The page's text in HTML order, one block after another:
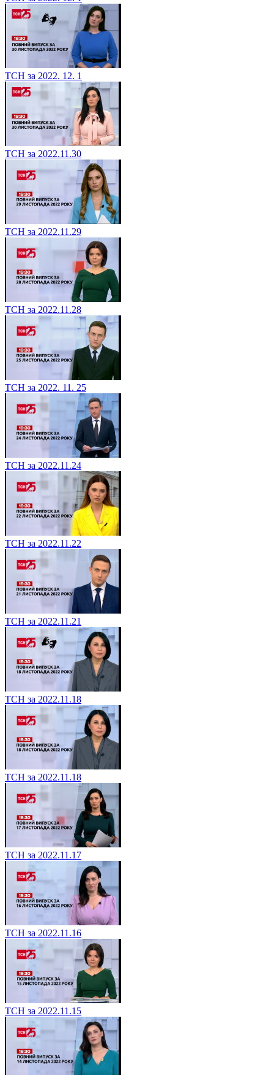
ТСН за 2022. 12. 1
ТСН за 2022.11.30
ТСН за 2022.11.29
ТСН за 2022.11.28
ТСН за 2022. 11. 25
ТСН за 2022.11.24
ТСН за 2022.11.22
ТСН за 2022.11.21
ТСН за 2022.11.18
ТСН за 2022.11.18
ТСН за 2022.11.17
ТСН за 2022.11.16
ТСН за 2022.11.15